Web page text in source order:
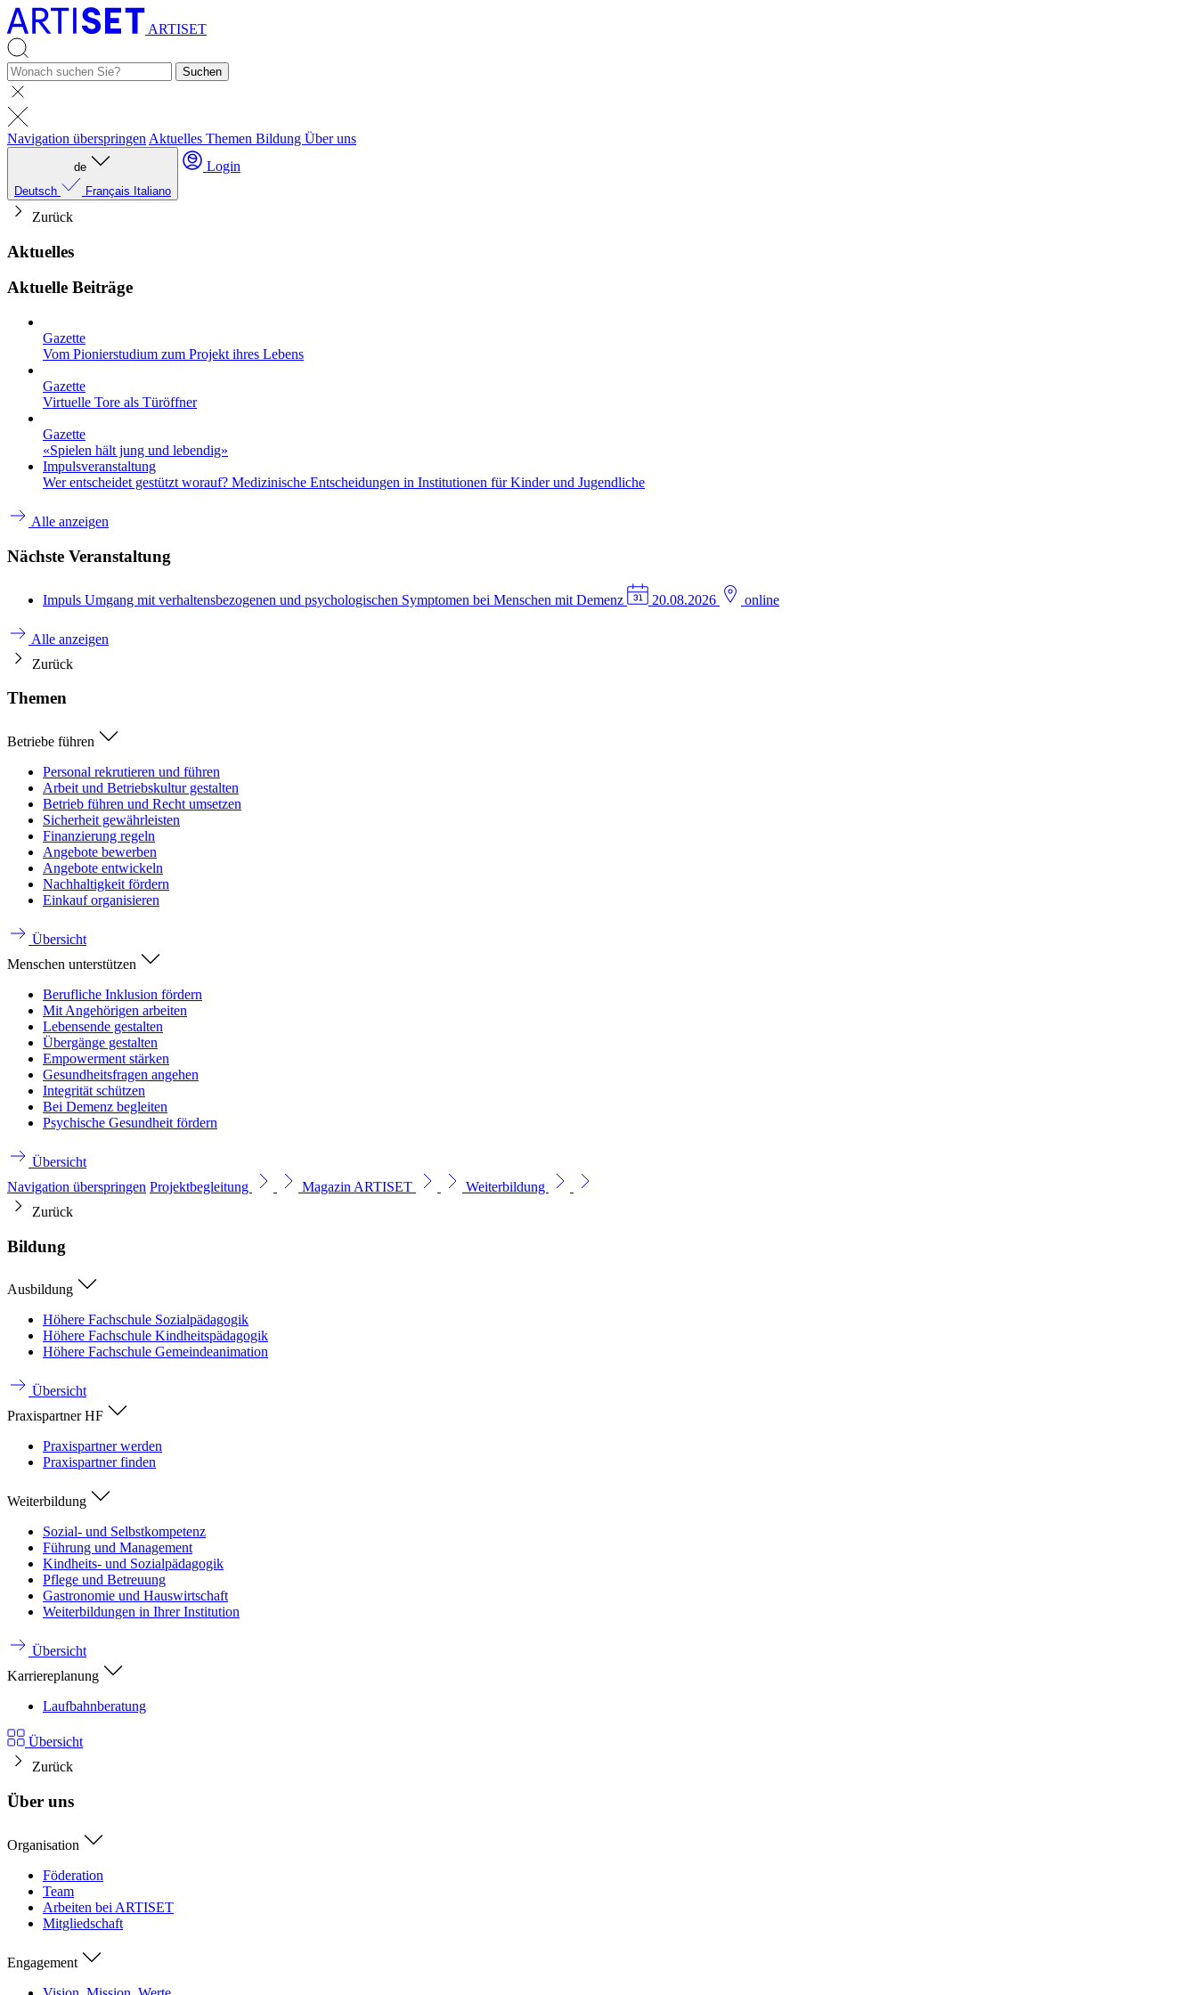
ARTISET
Suchen
Navigation überspringen Aktuelles Themen Bildung Über uns
de
Deutsch
Français Italiano
Login
Zurück
Aktuelles
Aktuelle Beiträge
Gazette
Vom Pionierstudium zum Projekt ihres Lebens
Gazette
Virtuelle Tore als Türöffner
Gazette
«Spielen hält jung und lebendig»
Impulsveranstaltung
Wer entscheidet gestützt worauf? Medizinische Entscheidungen in Institutionen für Kinder und Jugendliche
Alle anzeigen
Nächste Veranstaltung
Impuls Umgang mit verhaltensbezogenen und psychologischen Symptomen bei Menschen mit Demenz 20.08.2026 online
Alle anzeigen
Zurück
Themen
Betriebe führen
Personal rekrutieren und führen
Arbeit und Betriebskultur gestalten
Betrieb führen und Recht umsetzen
Sicherheit gewährleisten
Finanzierung regeln
Angebote bewerben
Angebote entwickeln
Nachhaltigkeit fördern
Einkauf organisieren
Übersicht
Menschen unterstützen
Berufliche Inklusion fördern
Mit Angehörigen arbeiten
Lebensende gestalten
Übergänge gestalten
Empowerment stärken
Gesundheitsfragen angehen
Integrität schützen
Bei Demenz begleiten
Psychische Gesundheit fördern
Übersicht
Navigation überspringen Projektbegleitung Magazin ARTISET
Weiterbildung
Zurück
Bildung
Ausbildung
Höhere Fachschule Sozialpädagogik
Höhere Fachschule Kindheitspädagogik
Höhere Fachschule Gemeindeanimation
Übersicht
Praxispartner HF
Praxispartner werden
Praxispartner finden
Weiterbildung
Sozial- und Selbstkompetenz
Führung und Management
Kindheits- und Sozialpädagogik
Pflege und Betreuung
Gastronomie und Hauswirtschaft
Weiterbildungen in Ihrer Institution
Übersicht
Karriereplanung
Laufbahnberatung
Übersicht
Zurück
Über uns
Organisation
Föderation
Team
Arbeiten bei ARTISET
Mitgliedschaft
Engagement